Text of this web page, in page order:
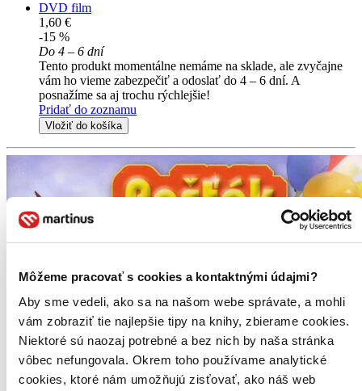
Môžeme pracovať s cookies a kontaktnými údajmi?
Aby sme vedeli, ako sa na našom webe správate, a mohli
vám zobraziť tie najlepšie tipy na knihy, zbierame cookies.
Niektoré sú naozaj potrebné a bez nich by naša stránka
vôbec nefungovala. Okrem toho používame analytické
cookies, ktoré nám umožňujú zisťovať, ako náš web
DVD film
1,60 €
-15 %
Do 4 – 6 dní
Tento produkt momentálne nemáme na sklade, ale zvyčajne
vám ho vieme zabezpečiť a odoslať do 4 – 6 dní. A
posnažíme sa aj trochu rýchlejšie!
Pridať do zoznamu
Vložiť do košíka